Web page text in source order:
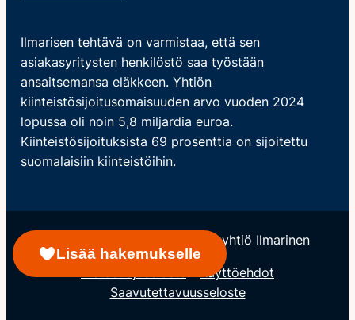
Lisää hakemukselle
Ilmarisen tehtävä on varmistaa, että sen
asiakasyritysten henkilöstö saa työstään
ansaitsemansa eläkkeen. Yhtiön
kiinteistösijoitusomaisuuden arvo vuoden 2024
lopussa oli noin 5,8 miljardia euroa.
Kiinteistösijoituksista 69 prosenttia on sijoitettu
suomalaisiin kiinteistöihin.
© Keskinäinen Eläkevakuutusyhtiö Ilmarinen
Käyttöehdot
Saavutettavuusseloste